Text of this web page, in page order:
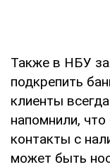
Также в НБУ
подкрепить
клиенты
напомнили,
контакты с
может быть